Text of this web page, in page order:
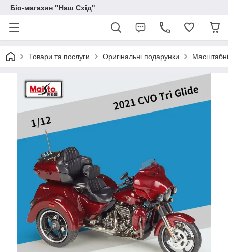
Біо-магазин "Наш Схід"
Товари та послуги Оригінальні подарунки